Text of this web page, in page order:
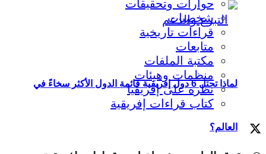
لماذا تحتل 6 دول إفريقية قائمة الدول الأكثر سخاءً في
العالم؟
حوارات وتحقيقات
شخصيات
قراءات تاريخية
متابعات
مكتبة الملفات
منظمات وهيئات
نظرة على إفريقيا
كتاب قراءات إفريقية